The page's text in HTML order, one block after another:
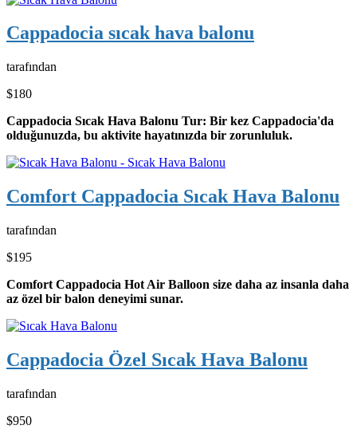
Cappadocia sıcak hava balonu
tarafından
$180
Cappadocia Sıcak Hava Balonu Tur: Bir kez Cappadocia'da
olduğunuzda, bu aktivite hayatınızda bir zorunluluk.
Comfort Cappadocia Sıcak Hava Balonu
tarafından
$195
Comfort Cappadocia Hot Air Balloon size daha az insanla daha
az özel bir balon deneyimi sunar.
Cappadocia Özel Sıcak Hava Balonu
tarafından
$950